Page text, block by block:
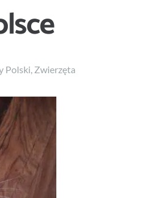
Polski Zwierzęta